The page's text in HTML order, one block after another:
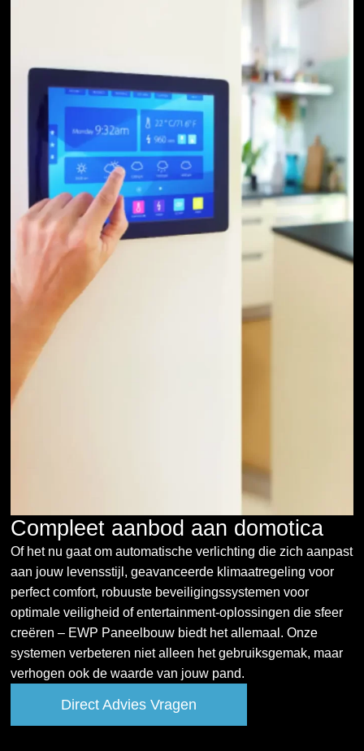
Compleet aanbod aan domotica
Of het nu gaat om automatische verlichting die zich aanpast
aan jouw levensstijl, geavanceerde klimaatregeling voor
perfect comfort, robuuste beveiligingssystemen voor
optimale veiligheid of entertainment-oplossingen die sfeer
creëren – EWP Paneelbouw biedt het allemaal. Onze
systemen verbeteren niet alleen het gebruiksgemak, maar
verhogen ook de waarde van jouw pand.
Direct Advies Vragen